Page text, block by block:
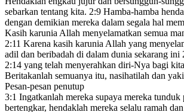
sebarkan tentang kita. 2:9 Hamba-hamba
dengan demikian mereka dalam segala hal
Kasih karunia Allah menyelamatkan semua
2:11 Karena kasih karunia Allah yang
adil dan beribadah di dalam dunia sekarang ini
2:14 yang telah menyerahkan diri-Nya bagi kita
Beritakanlah semuanya itu, nasihatilah dan
Pesan-pesan penutup
3:1 Ingatkanlah mereka supaya mereka tunduk
bertengkar, hendaklah mereka selalu ramah